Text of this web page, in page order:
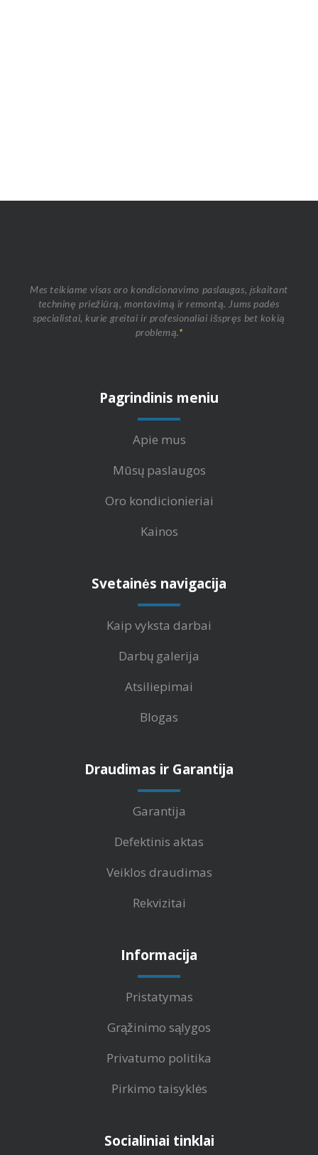
Mes teikiame visas oro kondicionavimo paslaugas, įskaitant
techninę priežiūrą, montavimą ir remontą. Jums padės
specialistai, kurie greitai ir profesionaliai išspręs bet kokią
problemą.*
Pagrindinis meniu
Apie mus
Mūsų paslaugos
Oro kondicionieriai
Kainos
Svetainės navigacija
Kaip vyksta darbai
Darbų galerija
Atsiliepimai
Blogas
Draudimas ir Garantija
Garantija
Defektinis aktas
Veiklos draudimas
Rekvizitai
Informacija
Pristatymas
Grąžinimo sąlygos
Privatumo politika
Pirkimo taisyklės
Socialiniai tinklai